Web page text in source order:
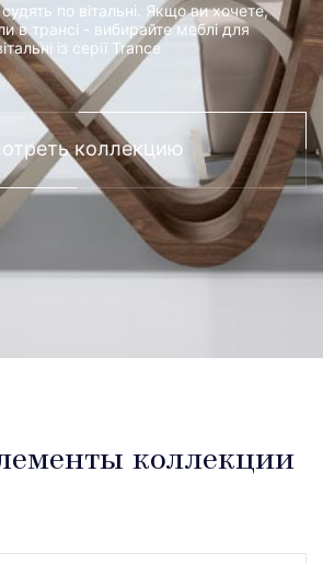
по вітальні. Якщо ви хочете,
в трансі - вибирайте меблі для
із серії Trance
коллекцию
коллекции